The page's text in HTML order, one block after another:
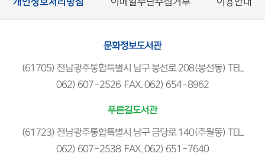
개인정보처리방침 이메일무단수집거부 이용안내
문화정보도서관
(61705) 전남광주통합특별시 남구 봉선로 208(봉선동) TEL.
062) 607-2526 FAX. 062) 654-8962
푸른길도서관
(61723) 전남광주통합특별시 남구 금당로 140(주월동) TEL.
062) 607-2538 FAX. 062) 651-7640